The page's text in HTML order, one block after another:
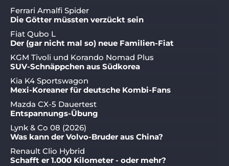
Ferrari Amalfi Spider
Die Götter müssten verzückt sein
Fiat Qubo L
Der (gar nicht mal so) neue Familien-Fiat
KGM Tivoli und Korando Nomad Plus
SUV-Schnäppchen aus Südkorea
Kia K4 Sportswagon
Mexi-Koreaner für deutsche Kombi-Fans
Mazda CX-5 Dauertest
Entspannungs-Übung
Lynk & Co 08 (2026)
Was kann der Volvo-Bruder aus China?
Renault Clio Hybrid
Schafft er 1.000 Kilometer - oder mehr?